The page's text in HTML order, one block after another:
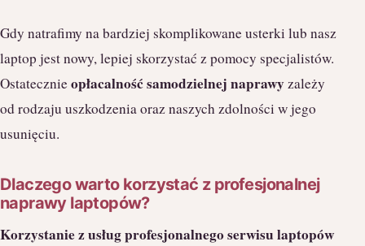
Gdy natrafimy na bardziej skomplikowane usterki lub nasz
laptop jest nowy, lepiej skorzystać z pomocy specjalistów.
Ostatecznieopłacalność samodzielnej naprawyzależy
od rodzaju uszkodzenia oraz naszych zdolności w jego
usunięciu.
Dlaczego warto korzystać z profesjonalnej
naprawy laptopów?
Korzystanie z usług profesjonalnego serwisu laptopów